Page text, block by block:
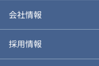
動画やパンフレットで見
お気に入り
不動産Q&A
アルファジャーナル
会社情報
会社概要
採用情報